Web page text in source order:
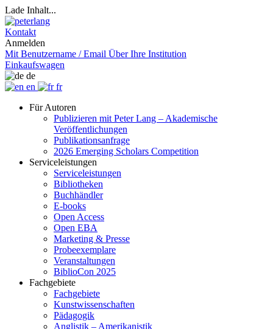
Lade Inhalt...
Kontakt
Anmelden
Mit Benutzername / Email Über Ihre Institution
Einkaufswagen
de
en
fr
Für Autoren
Publizieren mit Peter Lang – Akademische
Veröffentlichungen
Publikationsanfrage
2026 Emerging Scholars Competition
Serviceleistungen
Serviceleistungen
Bibliotheken
Buchhändler
E-books
Open Access
Open EBA
Marketing & Presse
Probeexemplare
Veranstaltungen
BiblioCon 2025
Fachgebiete
Fachgebiete
Kunstwissenschaften
Pädagogik
Anglistik – Amerikanistik